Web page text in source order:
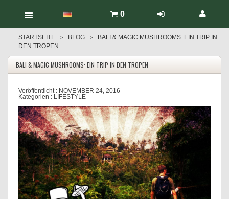
0
STARTSEITE > BLOG >
BALI & MAGIC MUSHROOMS: EIN TRIP IN
DEN TROPEN
BALI & MAGIC MUSHROOMS: EIN TRIP IN DEN TROPEN
Veröffentlicht : NOVEMBER 24, 2016
Kategorien : LIFESTYLE